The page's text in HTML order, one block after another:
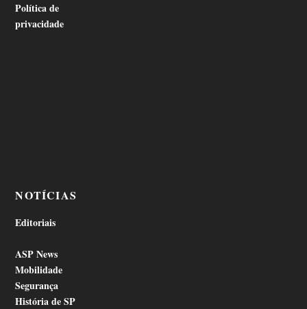
Política de
privacidade
NOTÍCIAS
Editoriais
ASP News
Mobilidade
Segurança
História de SP